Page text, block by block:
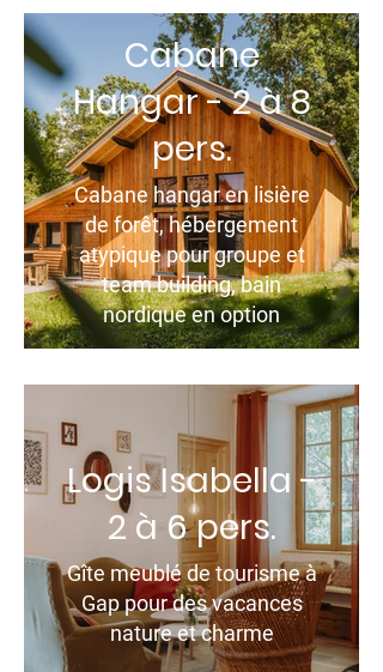
Cabane
Hangar - 2 à 8
pers.
Cabane hangar en lisière
de forêt, hébergement
atypique pour groupe et
team building, bain
nordique en option
Logis Isabella -
2 à 6 pers.
Gîte meublé de tourisme à
Gap pour des vacances
nature et charme